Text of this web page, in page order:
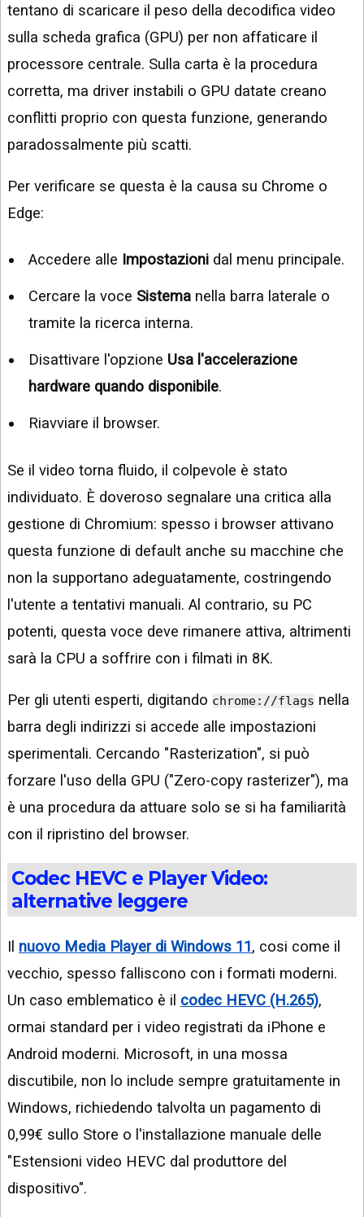
tentano di scaricare il peso della decodifica video
sulla scheda grafica (GPU) per non affaticare il
processore centrale. Sulla carta è la procedura
corretta, ma driver instabili o GPU datate creano
conflitti proprio con questa funzione, generando
paradossalmente più scatti.
Per verificare se questa è la causa su Chrome o
Edge:
Accedere alle Impostazioni dal menu principale.
Cercare la voce Sistema nella barra laterale o
tramite la ricerca interna.
Disattivare l'opzione Usa l'accelerazione
hardware quando disponibile.
Riavviare il browser.
Se il video torna fluido, il colpevole è stato
individuato. È doveroso segnalare una critica alla
gestione di Chromium: spesso i browser attivano
questa funzione di default anche su macchine che
non la supportano adeguatamente, costringendo
l'utente a tentativi manuali. Al contrario, su PC
potenti, questa voce deve rimanere attiva, altrimenti
sarà la CPU a soffrire con i filmati in 8K.
Per gli utenti esperti, digitando chrome://flags nella
barra degli indirizzi si accede alle impostazioni
sperimentali. Cercando "Rasterization", si può
forzare l'uso della GPU ("Zero-copy rasterizer"), ma
è una procedura da attuare solo se si ha familiarità
con il ripristino del browser.
Codec HEVC e Player Video:
alternative leggere
Il nuovo Media Player di Windows 11, cosi come il
vecchio, spesso falliscono con i formati moderni.
Un caso emblematico è il codec HEVC (H.265),
ormai standard per i video registrati da iPhone e
Android moderni. Microsoft, in una mossa
discutibile, non lo include sempre gratuitamente in
Windows, richiedendo talvolta un pagamento di
0,99€ sullo Store o l'installazione manuale delle
"Estensioni video HEVC dal produttore del
dispositivo".